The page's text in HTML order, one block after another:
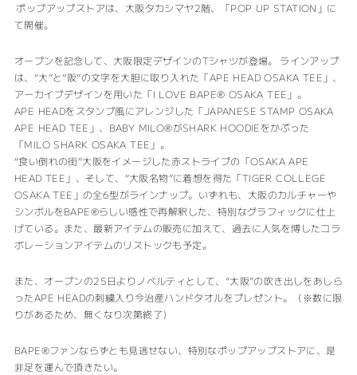
ポップアップストアは、大阪タカシマヤ2階、「POP UP STATION」に
て開催。
オープンを記念して、大阪限定デザインのTシャツが登場。 ラインアップ
は、“大”と“阪”の文字を大胆に取り入れた「APE HEAD OSAKA TEE」、
アーカイブデザインを用いた「I LOVE BAPE® OSAKA TEE」。
APE HEADをスタンプ風にアレンジした「JAPANESE STAMP OSAKA
APE HEAD TEE」、BABY MILO®︎がSHARK HOODIEをかぶった
「MILO SHARK OSAKA TEE」。
“食い倒れの街”大阪をイメージした赤ストライプの「OSAKA APE
HEAD TEE」、そして、“大阪名物”に着想を得た「TIGER COLLEGE
OSAKA TEE」の全6型がラインナップ。いずれも、大阪のカルチャーや
シンボルをBAPE®︎らしい感性で再解釈した、特別なグラフィックに仕上
げている。また、最新アイテムの販売に加えて、過去に人気を博したコラ
ボレーションアイテムのリストックも予定。
また、オープンの25日よりノベルティとして、“大阪”の吹き出しをあしら
ったAPE HEADの刺繍入り今治産ハンドタオルをプレゼント。（※数に限
りがあるため、無くなり次第終了）
BAPE®︎ファンならずとも見逃せない、特別なポップアップストアに、是
非足を運んで頂きたい。